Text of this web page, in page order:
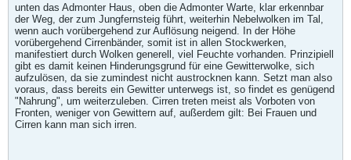
unten das Admonter Haus, oben die Admonter Warte, klar erkennbar
der Weg, der zum Jungfernsteig führt, weiterhin Nebelwolken im Tal,
wenn auch vorübergehend zur Auflösung neigend. In der Höhe
vorübergehend Cirrenbänder, somit ist in allen Stockwerken,
manifestiert durch Wolken generell, viel Feuchte vorhanden. Prinzipiell
gibt es damit keinen Hinderungsgrund für eine Gewitterwolke, sich
aufzulösen, da sie zumindest nicht austrocknen kann. Setzt man also
voraus, dass bereits ein Gewitter unterwegs ist, so findet es genügend
"Nahrung", um weiterzuleben. Cirren treten meist als Vorboten von
Fronten, weniger von Gewittern auf, außerdem gilt: Bei Frauen und
Cirren kann man sich irren.